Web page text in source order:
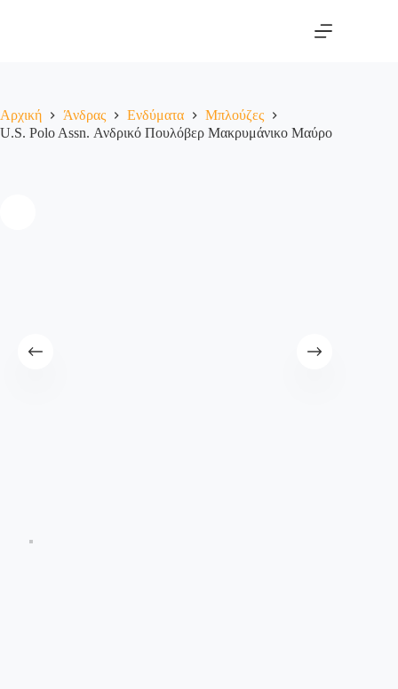
Αρχική Άνδρας Ενδύματα
Μπλούζες
U.S. Polo Assn. Ανδρικό Πουλόβερ Μακρυμάνικο Μαύρο